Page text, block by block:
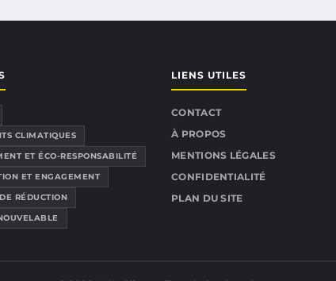
CLIMATIQUES
ET ÉCO-RESPONSABILITÉ
ET ENGAGEMENT
RÉDUCTION
LIENS UTILES
CONTACT
À PROPOS
MENTIONS LÉGALES
CONFIDENTIALITÉ
PLAN DU SITE